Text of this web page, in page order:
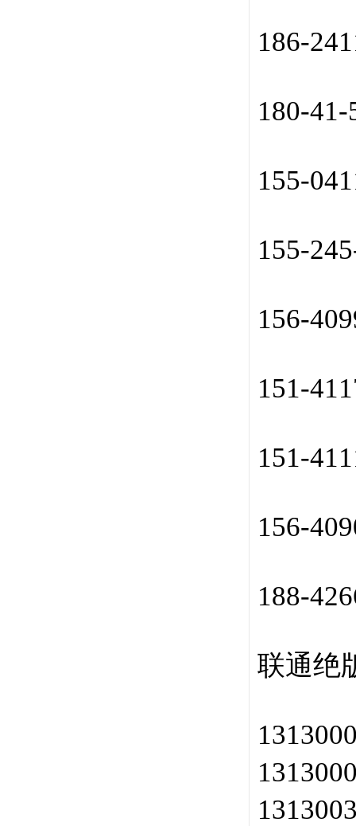
186-
180-
155-
155-
156-
151-
151-
156-
188-
联通绝